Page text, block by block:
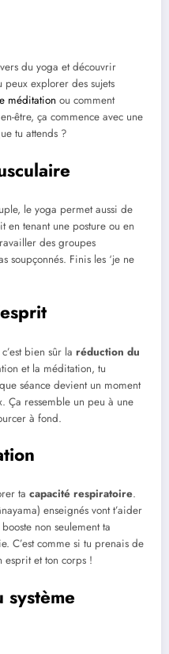
du yoga et découvrir
peux explorer des sujets
méditation ou comment
être, ça commence avec une
tu attends ?
le yoga permet aussi de
en tenant une posture ou en
des groupes
soupçonnés. Finis les ‘je ne
bien sûr la réduction du
et la méditation, tu
séance devient un moment
Ça ressemble un peu à une
à fond.
ta capacité respiratoire.
enseignés vont t’aider
non seulement ta
C’est comme si tu prenais de
esprit et ton corps !
système